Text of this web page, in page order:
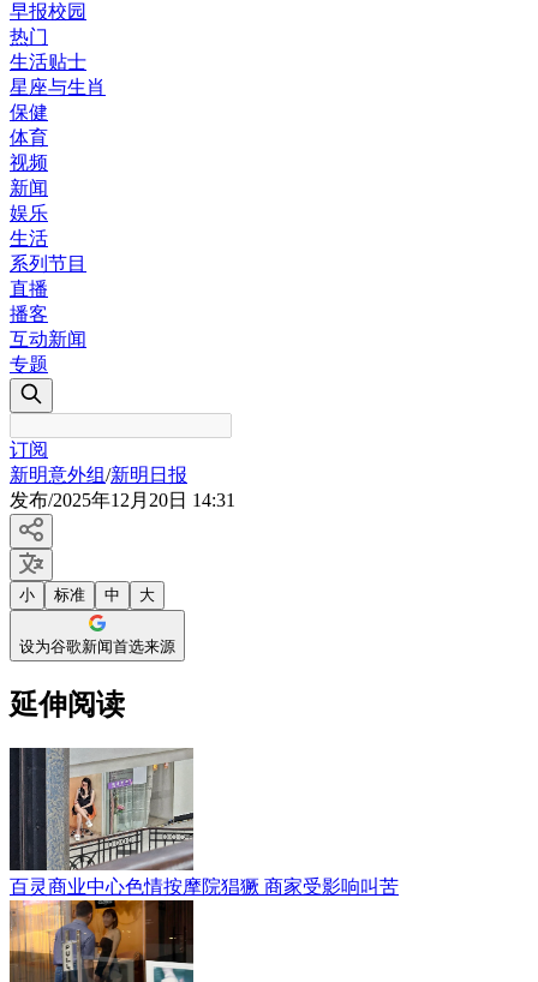
早报校园
热门
生活贴士
星座与生肖
保健
体育
视频
新闻
娱乐
生活
系列节目
直播
播客
互动新闻
专题
订阅
新明意外组/新明日报
发布/2025年12月20日 14:31
小 标准 中 大
设为谷歌新闻首选来源
延伸阅读
百灵商业中心色情按摩院猖獗 商家受影响叫苦